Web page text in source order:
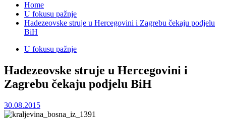
Home
U fokusu pažnje
Hadezeovske struje u Hercegovini i Zagrebu čekaju podjelu
BiH
U fokusu pažnje
Hadezeovske struje u Hercegovini i
Zagrebu čekaju podjelu BiH
30.08.2015